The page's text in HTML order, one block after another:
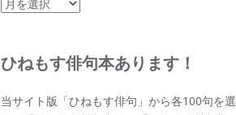
イ
ひねもす俳句本あります！
当サイト版「ひねもす俳句」から各100句を選